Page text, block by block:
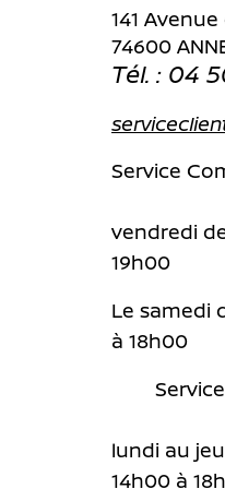
141 Avenue
74600
Tél. : 04
Service
Du
vendredi
19h00
Le samedi
à 18h00
Service
lundi au
14h00 à